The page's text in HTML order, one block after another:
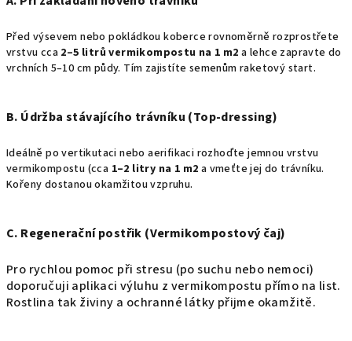
Před výsevem nebo pokládkou koberce rovnoměrně rozprostřete
vrstvu cca 2–5 litrů vermikompostu na 1 m2 a lehce zapravte do
vrchních 5–10 cm půdy. Tím zajistíte semenům raketový start.
B. Údržba stávajícího trávníku (Top-dressing)
Ideálně po vertikutaci nebo aerifikaci rozhoďte jemnou vrstvu
vermikompostu (cca 1–2 litry na 1 m2 a vmeťte jej do trávníku.
Kořeny dostanou okamžitou vzpruhu.
C. Regenerační postřik (Vermikompostový čaj)
Pro rychlou pomoc při stresu (po suchu nebo nemoci)
doporučuji aplikaci výluhu z vermikompostu přímo na list.
Rostlina tak živiny a ochranné látky přijme okamžitě.